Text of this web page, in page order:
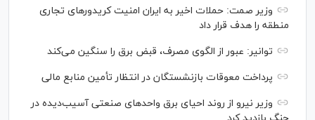
وزیر صمت: حملات اخیر به ایران امنیت کریدورهای تجاری
منطقه را هدف قرار داد
توانیر: عبور از الگوی مصرف، قبض برق را سنگین می‌کند
پرداخت معوقات بازنشستگان در انتظار تأمین منابع مالی
وزیر نیرو از روند احیای برق واحدهای صنعتی آسیب‌دیده در